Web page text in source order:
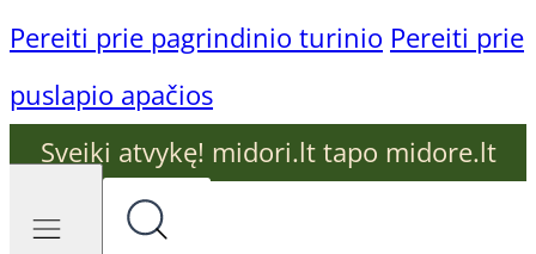
Pereiti prie pagrindinio turinio Pereiti prie
puslapio apačios
Sveiki atvykę! midori.lt tapo midore.lt